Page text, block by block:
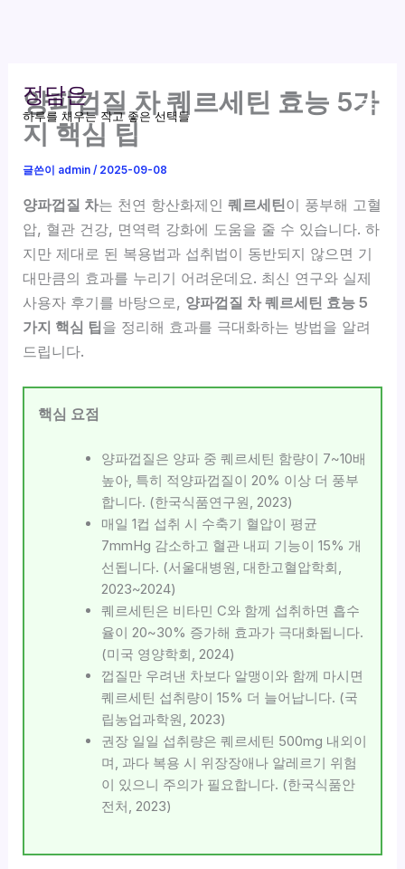
정담은
하루를 채우는 작고 좋은 선택들
양파껍질 차 퀘르세틴 효능 5가
지 핵심 팁
글쓴이 admin/ 2025-09-08
양파껍질 차는 천연 항산화제인퀘르세틴이 풍부해 고혈
압, 혈관 건강, 면역력 강화에 도움을 줄 수 있습니다. 하
지만 제대로 된 복용법과 섭취법이 동반되지 않으면 기
대만큼의 효과를 누리기 어려운데요. 최신 연구와 실제
사용자 후기를 바탕으로, 양파껍질 차 퀘르세틴 효능 5
가지 핵심 팁을 정리해 효과를 극대화하는 방법을 알려
드립니다.
핵심 요점
양파껍질은 양파 중 퀘르세틴 함량이 7~10배
높아, 특히 적양파껍질이 20% 이상 더 풍부
합니다. (한국식품연구원, 2023)
매일 1컵 섭취 시 수축기 혈압이 평균
7mmHg 감소하고 혈관 내피 기능이 15% 개
선됩니다. (서울대병원, 대한고혈압학회,
2023~2024)
퀘르세틴은 비타민 C와 함께 섭취하면 흡수
율이 20~30% 증가해 효과가 극대화됩니다.
(미국 영양학회, 2024)
껍질만 우려낸 차보다 알맹이와 함께 마시면
퀘르세틴 섭취량이 15% 더 늘어납니다. (국
립농업과학원, 2023)
권장 일일 섭취량은 퀘르세틴 500mg 내외이
며, 과다 복용 시 위장장애나 알레르기 위험
이 있으니 주의가 필요합니다. (한국식품안
전처, 2023)